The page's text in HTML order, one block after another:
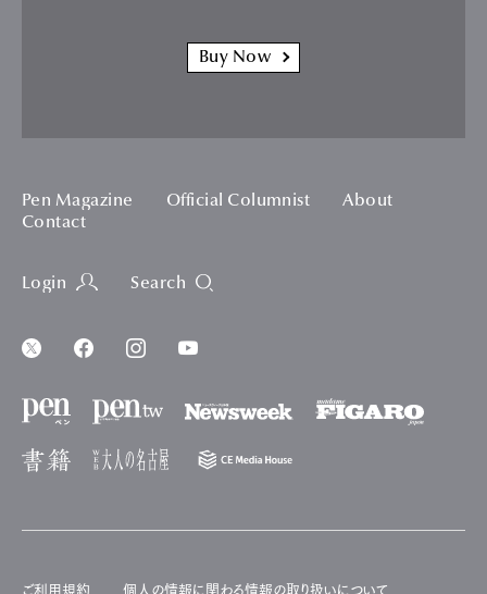
Buy Now
Pen Magazine Official Columnist
About
Contact
Login Search
ご利用規約 個人の情報に関わる情報の取り扱いについて